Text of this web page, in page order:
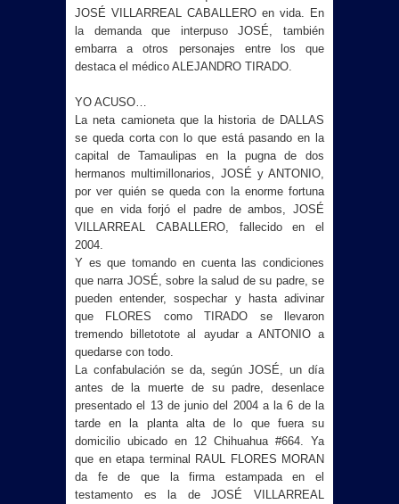
JOSÉ VILLARREAL CABALLERO en vida. En
la demanda que interpuso JOSÉ, también
embarra a otros personajes entre los que
destaca el médico ALEJANDRO TIRADO.
YO ACUSO…
La neta camioneta que la historia de DALLAS
se queda corta con lo que está pasando en la
capital de Tamaulipas en la pugna de dos
hermanos multimillonarios, JOSÉ y ANTONIO,
por ver quién se queda con la enorme fortuna
que en vida forjó el padre de ambos, JOSÉ
VILLARREAL CABALLERO, fallecido en el
2004.
Y es que tomando en cuenta las condiciones
que narra JOSÉ, sobre la salud de su padre, se
pueden entender, sospechar y hasta adivinar
que FLORES como TIRADO se llevaron
tremendo billetotote al ayudar a ANTONIO a
quedarse con todo.
La confabulación se da, según JOSÉ, un día
antes de la muerte de su padre, desenlace
presentado el 13 de junio del 2004 a la 6 de la
tarde en la planta alta de lo que fuera su
domicilio ubicado en 12 Chihuahua #664. Ya
que en etapa terminal RAUL FLORES MORAN
da fe de que la firma estampada en el
testamento es la de JOSÉ VILLARREAL